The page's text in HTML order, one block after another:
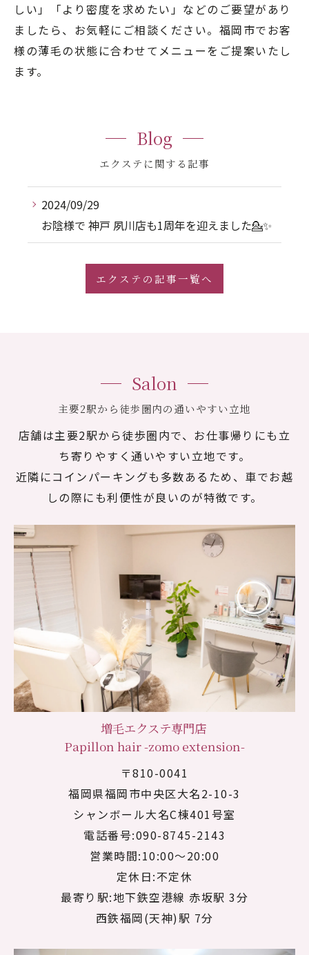
しい」「より密度を求めたい」などのご要望があり
ましたら、お気軽にご相談ください。福岡市でお客
様の薄毛の状態に合わせてメニューをご提案いたし
ます。
エクステに関する記事
Blog
2024/09/29
お陰様で 神戸 夙川店も1周年を迎えました💁✨
エクステの記事一覧へ
主要2駅から徒歩圏内の通いやすい立地
Salon
店舗は主要2駅から徒歩圏内で、お仕事帰りにも立
ち寄りやすく通いやすい立地です。
近隣にコインパーキングも多数あるため、車でお越
しの際にも利便性が良いのが特徴です。
増毛エクステ専門店
Papillon hair -zomo extension-
〒810-0041
福岡県福岡市中央区大名2-10-3
シャンボール大名C棟401号室
電話番号:090-8745-2143
営業時間:10:00～20:00
定休日:不定休
最寄り駅:地下鉄空港線 赤坂駅 3分
西鉄福岡(天神)駅 7分